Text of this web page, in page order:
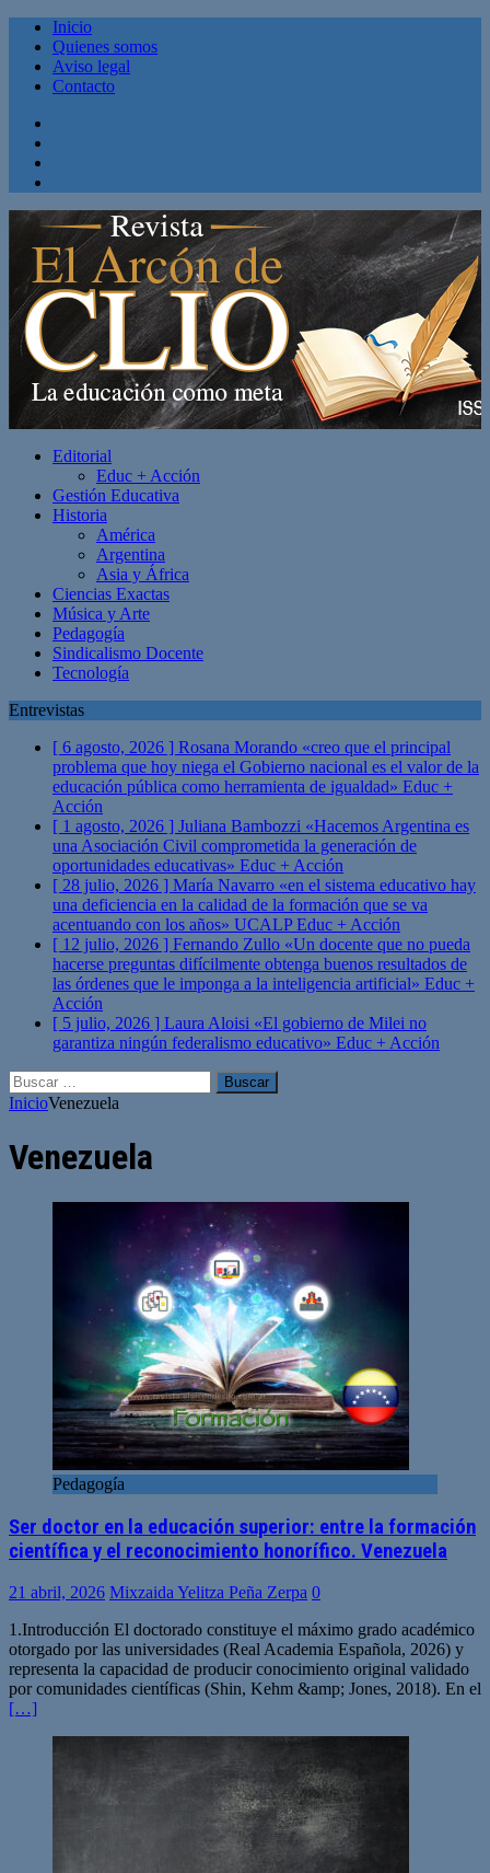
Inicio
Quienes somos
Aviso legal
Contacto
Editorial
Educ + Acción
Gestión Educativa
Historia
América
Argentina
Asia y África
Ciencias Exactas
Música y Arte
Pedagogía
Sindicalismo Docente
Tecnología
Entrevistas
[ 6 agosto, 2026 ] Rosana Morando «creo que el principal
problema que hoy niega el Gobierno nacional es el valor de la
educación pública como herramienta de igualdad» Educ +
Acción
[ 1 agosto, 2026 ] Juliana Bambozzi «Hacemos Argentina es
una Asociación Civil comprometida la generación de
oportunidades educativas» Educ + Acción
[ 28 julio, 2026 ] María Navarro «en el sistema educativo hay
una deficiencia en la calidad de la formación que se va
acentuando con los años» UCALPEduc + Acción
[ 12 julio, 2026 ] Fernando Zullo «Un docente que no pueda
hacerse preguntas difícilmente obtenga buenos resultados de
las órdenes que le imponga a la inteligencia artificial» Educ +
Acción
[ 5 julio, 2026 ] Laura Aloisi «El gobierno de Milei no
garantiza ningún federalismo educativo» Educ + Acción
Buscar:
InicioVenezuela
Venezuela
Pedagogía
Ser doctor en la educación superior: entre la formación
científica y el reconocimiento honorífico. Venezuela
21 abril, 2026 Mixzaida Yelitza Peña Zerpa 0
1.Introducción El doctorado constituye el máximo grado académico
otorgado por las universidades (Real Academia Española, 2026) y
representa la capacidad de producir conocimiento original validado
por comunidades científicas (Shin, Kehm &amp; Jones, 2018). En el
[…]